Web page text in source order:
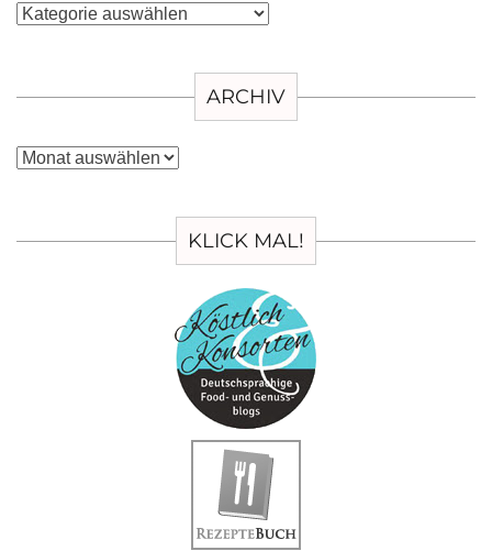
Kategorien
ARCHIV
Archiv
KLICK MAL!